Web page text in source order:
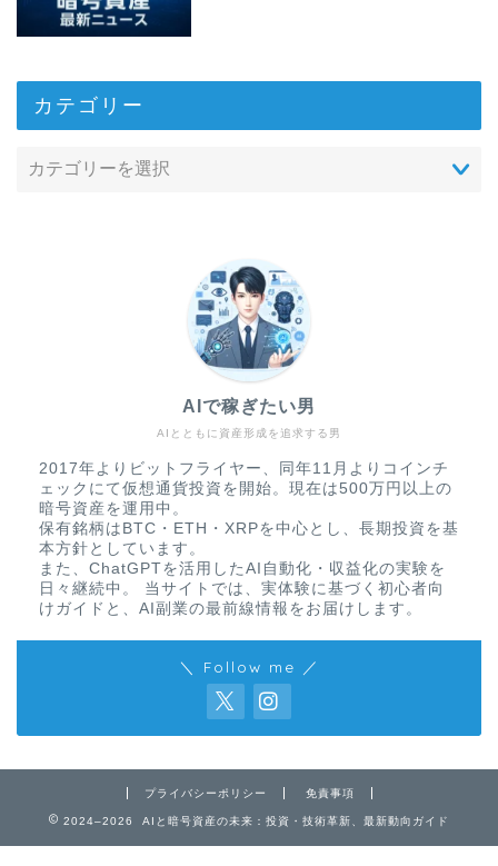
カテゴリー
AIとともに資産形成を追求する男
AIで稼ぎたい男
2017年よりビットフライヤー、同年11月よりコインチ
ェックにて仮想通貨投資を開始。現在は500万円以上の
暗号資産を運用中。
保有銘柄はBTC・ETH・XRPを中心とし、長期投資を基
本方針としています。
また、ChatGPTを活用したAI自動化・収益化の実験を
日々継続中。 当サイトでは、実体験に基づく初心者向
けガイドと、AI副業の最前線情報をお届けします。
＼ Follow me ／
プライバシーポリシー 免責事項
2024–2026 AIと暗号資産の未来：投資・技術革新、最新動向ガイド
免責事項